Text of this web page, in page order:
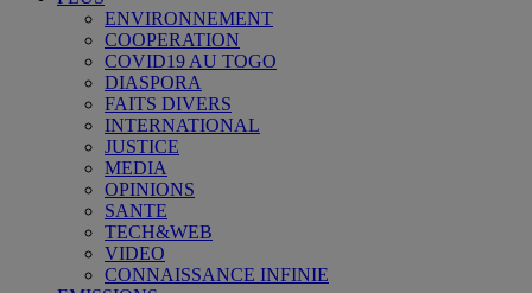
ENVIRONNEMENT
COOPERATION
COVID19 AU TOGO
DIASPORA
FAITS DIVERS
INTERNATIONAL
JUSTICE
MEDIA
OPINIONS
SANTE
TECH&WEB
VIDEO
CONNAISSANCE INFINIE